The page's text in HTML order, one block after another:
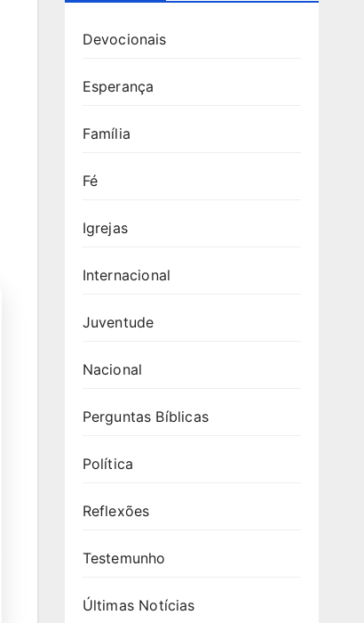
Devocionais
Esperança
Família
Fé
Igrejas
Internacional
Juventude
Nacional
Perguntas Bíblicas
Política
Reflexões
Testemunho
Últimas Notícias